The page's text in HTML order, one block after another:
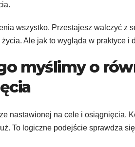
wszystko. Przestajesz walczyć z
Ale jak to wygląda w praktyce i
myślimy o
nastawionej na cele i osiągnięcia.
To logiczne podejście sprawdza